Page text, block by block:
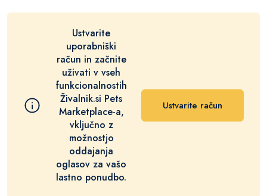
Ustvarite
uporabniški
račun in začnite
uživati v vseh
funkcionalnostih
Živalnik.si Pets
Marketplace-a,
vključno z
možnostjo
oddajanja
oglasov za vašo
lastno ponudbo.
Ustvarite račun